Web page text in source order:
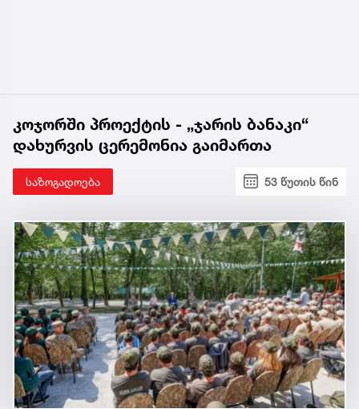
კოჯორში პროექტის - „ჯარის ბანაკი“
დახურვის ცერემონია გაიმართა
საზოგადოება 53 წუთის წინ